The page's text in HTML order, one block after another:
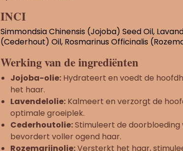
INCI
Simmondsia Chinensis (Jojoba) Seed Oil,
(Cederhout) Oil, Rosmarinus Officinalis
Werking van de ingrediënten
Jojoba-olie: Hydrateert en voedt de
het haar.
Lavendelolie: Kalmeert en verzorgt de
optimale groeiplek.
Cederhoutolie:Stimuleert de
bevordert voller ogend haar.
Rozemarijnolie:Versterkt het haar,